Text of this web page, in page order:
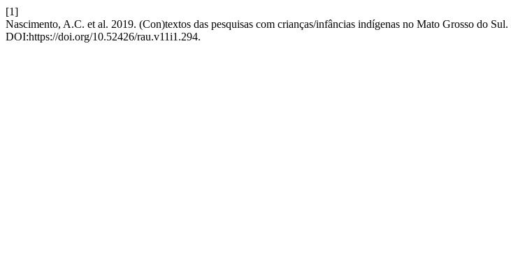
[1]
Nascimento, A.C. et al. 2019. (Con)textos das pesquisas com crianças/infâncias indígenas no Mato Grosso do Sul.
DOI:https://doi.org/10.52426/rau.v11i1.294.